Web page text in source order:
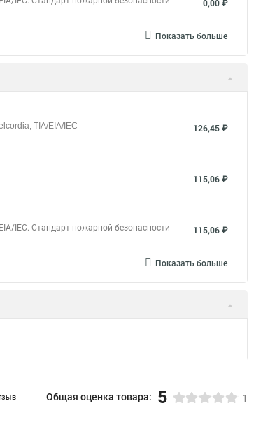
0,00 ₽
Показать больше
TIA/EIA/IEC 126,45 ₽
115,06 ₽
IEC. Стандарт пожарной безопасности
115,06 ₽
Показать больше
Общая оценка товара: 5 1